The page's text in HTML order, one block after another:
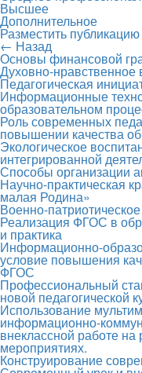
Высшее
Дополнительное
Разместить публикацию
← Назад
Основы финансовой
Духовно-нравственное
Педагогическая
Информационные
образовательном
Роль современных
повышении качества
Экологическое
интегрированной
Способы организации
Научно-практическая
малая Родина»
Военно-
Реализация ФГОС в
и практика
Информационно-
условие повышения
ФГОС
Профессиональный
новой педагогической
Использование
информационно-
внеклассной работе
мероприятиях.
Конструирование